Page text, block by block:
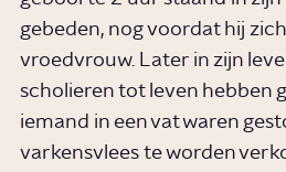
gebeden, nog voordat hij
vroedvrouw. Later in zijn
scholieren tot leven hebben
iemand in een vat waren
varkensvlees te worden